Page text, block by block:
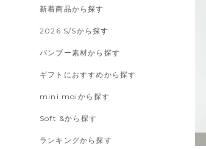
新着商品から探す
2026 S/Sから探す
バンブー素材から探す
ギフトにおすすめから探す
mini moiから探す
Soft &から探す
ランキングから探す